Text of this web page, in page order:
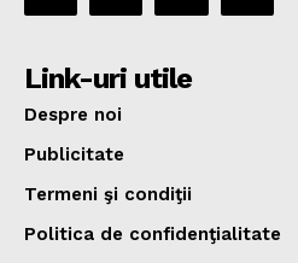
Link-uri utile
Despre noi
Publicitate
Termeni şi condiţii
Politica de confidenţialitate